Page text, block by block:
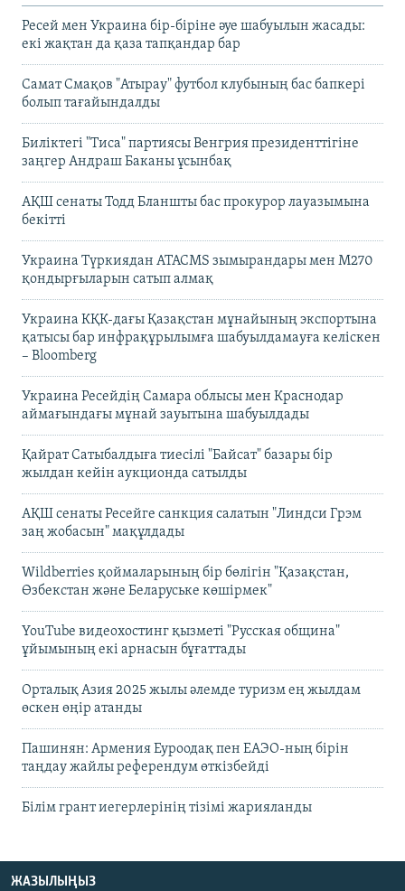
Ресей мен Украина бір-біріне әуе шабуылын жасады:
екі жақтан да қаза тапқандар бар
Самат Смақов "Атырау" футбол клубының бас бапкері
болып тағайындалды
Биліктегі "Тиса" партиясы Венгрия президенттігіне
заңгер Андраш Баканы ұсынбақ
АҚШ сенаты Тодд Бланшты бас прокурор лауазымына
бекітті
Украина Түркиядан ATACMS зымырандары мен M270
қондырғыларын сатып алмақ
Украина КҚК-дағы Қазақстан мұнайының экспортына
қатысы бар инфрақұрылымға шабуылдамауға келіскен
– Bloomberg
Украина Ресейдің Самара облысы мен Краснодар
аймағындағы мұнай зауытына шабуылдады
Қайрат Сатыбалдыға тиесілі "Байсат" базары бір
жылдан кейін аукционда сатылды
АҚШ сенаты Ресейге санкция салатын "Линдси Грэм
заң жобасын" мақұлдады
Wildberries қоймаларының бір бөлігін "Қазақстан,
Өзбекстан және Беларуське көшірмек"
YouTube видеохостинг қызметі "Русская община"
ұйымының екі арнасын бұғаттады
Орталық Азия 2025 жылы әлемде туризм ең жылдам
өскен өңір атанды
Пашинян: Армения Еуроодақ пен ЕАЭО-ның бірін
таңдау жайлы референдум өткізбейді
Білім грант иегерлерінің тізімі жарияланды
ЖАЗЫЛЫҢЫЗ